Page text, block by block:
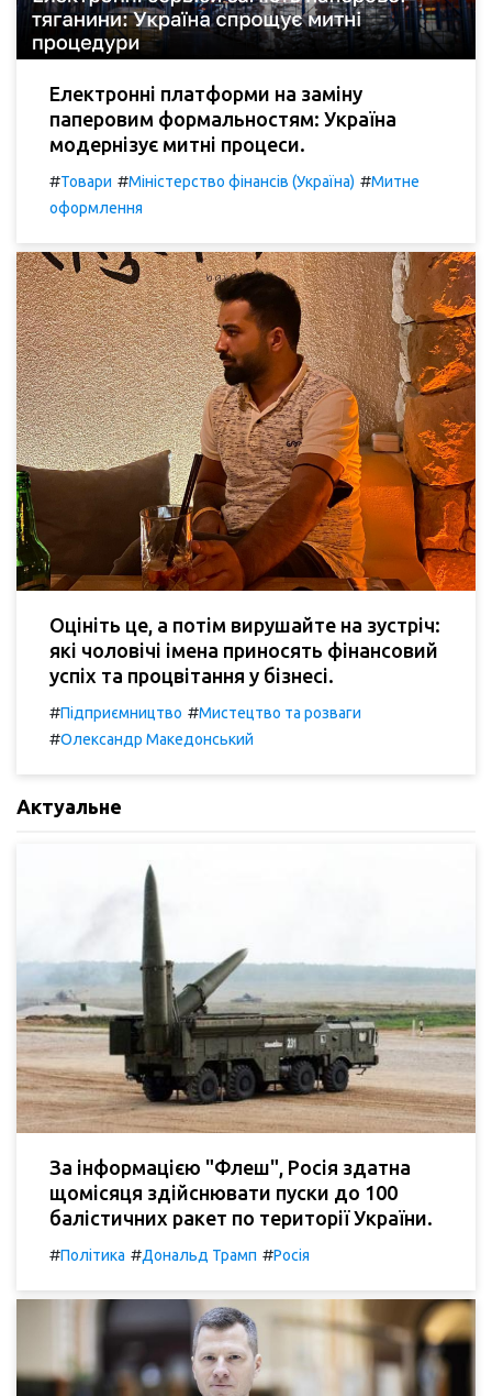
Електронні платформи на заміну
паперовим формальностям: Україна
модернізує митні процеси.
#Товари #Міністерство фінансів (Україна) #Митне
оформлення
Оцініть це, а потім вирушайте на зустріч:
які чоловічі імена приносять фінансовий
успіх та процвітання у бізнесі.
#Підприємництво #Мистецтво та розваги
#Олександр Македонський
Актуальне
За інформацією "Флеш", Росія здатна
щомісяця здійснювати пуски до 100
балістичних ракет по території України.
#Політика #Дональд Трамп #Росія